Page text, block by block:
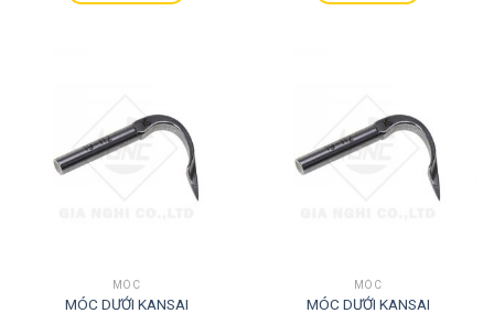
MÓC
MÓC DƯỚI KANSAI
MÓC
MÓC DƯỚI KANSAI